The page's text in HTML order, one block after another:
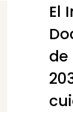
El
de